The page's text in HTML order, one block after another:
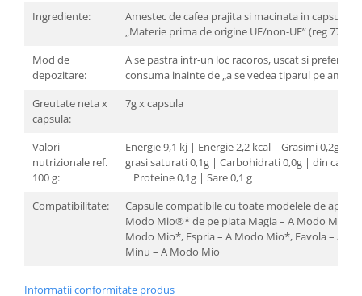
Ingrediente:
Amestec de cafea prajita si macinata in capsula
„Materie prima de origine UE/non-UE” (reg 775
Mod de
depozitare:
A se pastra intr-un loc racoros, uscat si preferabil
consuma inainte de „a se vedea tiparul pe
Greutate neta x
capsula:
7g x capsula
Valori
nutrizionale ref.
100 g:
Energie 9,1 kj | Energie 2,2 kcal | Grasimi 0,2g din
grasi saturati 0,1g | Carbohidrati 0,0g | din care
| Proteine ​​0,1g | Sare 0,1 g
Compatibilitate:
Capsule compatibile cu toate modelele de
Modo Mio®* de pe piata Magia – A Modo Mio*,
Modo Mio*, Espria – A Modo Mio*, Favola – A
Minu – A Modo Mio
Informatii conformitate produs